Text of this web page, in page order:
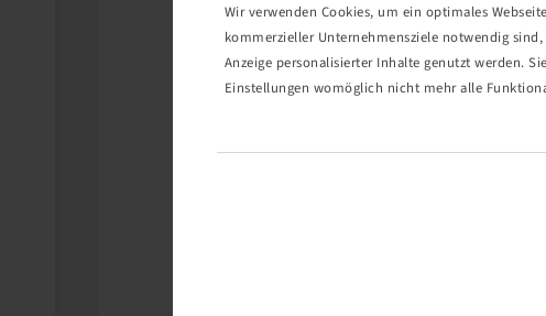
Wir verwenden Cookies, um ein optimales
kommerzieller Unternehmensziele notwendig
Anzeige personalisierter Inhalte genutzt werden.
Einstellungen womöglich nicht mehr alle
Die
Eventuell sind